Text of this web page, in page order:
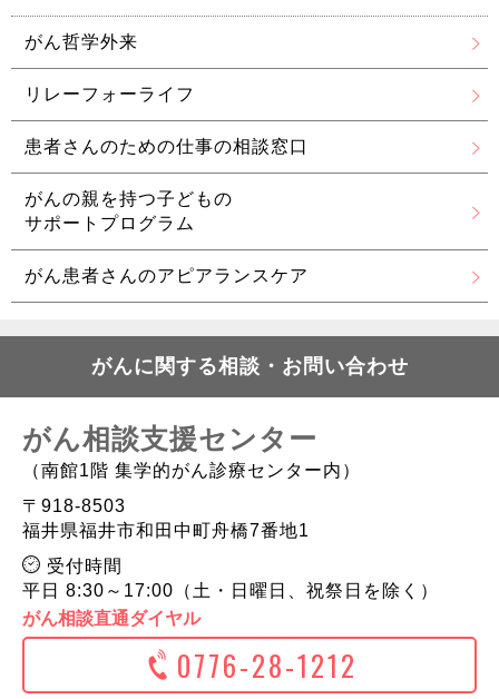
がん哲学外来
リレーフォーライフ
患者さんのための仕事の相談窓口
がんの親を持つ子どもの
サポートプログラム
がん患者さんのアピアランスケア
がんに関する相談・お問い合わせ
がん相談支援センター
（南館1階 集学的がん診療センター内）
〒918-8503
福井県福井市和田中町舟橋7番地1
受付時間
平日 8:30～17:00（土・日曜日、祝祭日を除く）
がん相談直通ダイヤル
0776-28-1212